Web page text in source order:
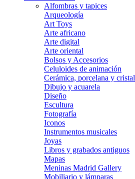
Alfombras y tapices
Arqueología
Art Toys
Arte africano
Arte digital
Arte oriental
Bolsos y Accesorios
Celuloides de animación
Cerámica, porcelana y cristal
Dibujo y acuarela
Diseño
Escultura
Fotografía
Iconos
Instrumentos musicales
Joyas
Libros y grabados antiguos
Mapas
Meninas Madrid Gallery
Mobiliario y lámparas